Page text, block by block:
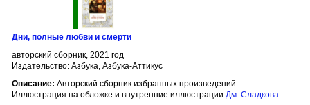
Дни, полные любви и смерти
авторский сборник, 2021 год
Издательство: Азбука, Азбука-Аттикус
Описание: Авторский сборник избранных произведений.
Иллюстрация на обложке и внутренние иллюстрации Дм. Сладкова